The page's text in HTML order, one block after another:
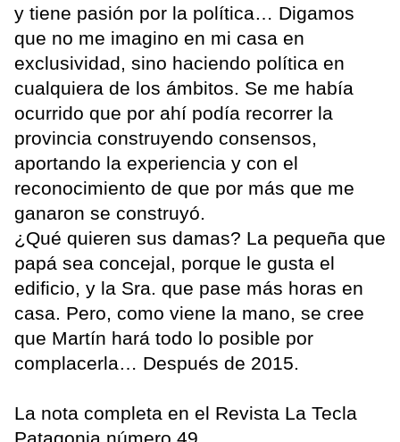
y tiene pasión por la política… Digamos
que no me imagino en mi casa en
exclusividad, sino haciendo política en
cualquiera de los ámbitos. Se me había
ocurrido que por ahí podía recorrer la
provincia construyendo consensos,
aportando la experiencia y con el
reconocimiento de que por más que me
ganaron se construyó.
¿Qué quieren sus damas? La pequeña que
papá sea concejal, porque le gusta el
edificio, y la Sra. que pase más horas en
casa. Pero, como viene la mano, se cree
que Martín hará todo lo posible por
complacerla… Después de 2015.
La nota completa en el Revista La Tecla